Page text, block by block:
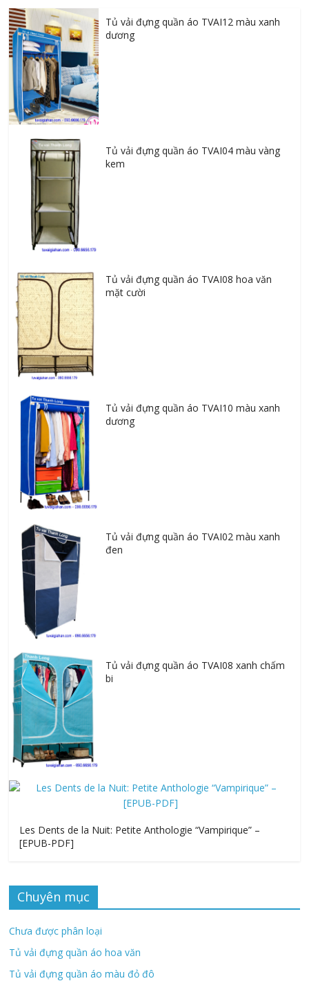
Free
Tủ vải đựng quần áo TVAI12 màu xanh
dương
Tủ vải đựng quần áo TVAI04 màu vàng
kem
Tủ vải đựng quần áo TVAI08 hoa văn
mặt cười
Tủ vải đựng quần áo TVAI10 màu xanh
dương
Tủ vải đựng quần áo TVAI02 màu xanh
đen
Tủ vải đựng quần áo TVAI08 xanh chấm
bi
Les Dents de la Nuit: Petite Anthologie “Vampirique” –
[EPUB-PDF]
Chuyên mục
Chưa được phân loại
Tủ vải đựng quần áo hoa văn
Tủ vải đựng quần áo màu đỏ đô